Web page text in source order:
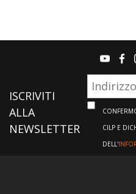
ISCRIVITI
ALLA
NEWSLETTER
CILP E
DELL'